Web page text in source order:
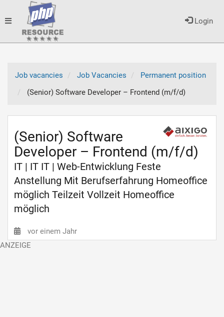
Login
Toggle
Job vacancies
Job Vacancies
Permanent position
(Senior) Software Developer – Frontend (m/f/d)
(Senior) Software
Developer – Frontend (m/f/d)
IT | IT IT | Web-Entwicklung Feste
Anstellung Mit Berufserfahrung Homeoffice
möglich Teilzeit Vollzeit Homeoffice
möglich
vor einem Jahr